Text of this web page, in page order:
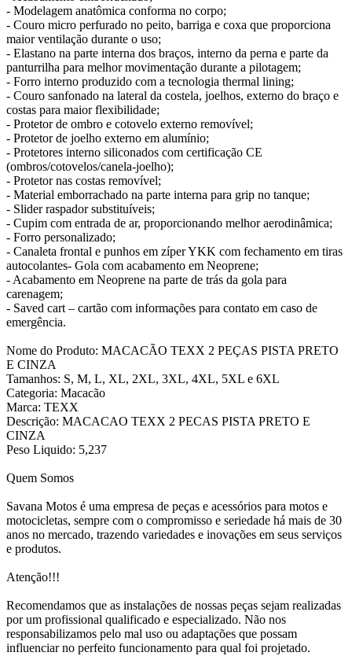
- Modelagem anatômica conforma no corpo;
- Couro micro perfurado no peito, barriga e coxa que proporciona
maior ventilação durante o uso;
- Elastano na parte interna dos braços, interno da perna e parte da
panturrilha para melhor movimentação durante a pilotagem;
- Forro interno produzido com a tecnologia thermal lining;
- Couro sanfonado na lateral da costela, joelhos, externo do braço e
costas para maior flexibilidade;
- Protetor de ombro e cotovelo externo removível;
- Protetor de joelho externo em alumínio;
- Protetores interno siliconados com certificação CE
(ombros/cotovelos/canela-joelho);
- Protetor nas costas removível;
- Material emborrachado na parte interna para grip no tanque;
- Slider raspador substituíveis;
- Cupim com entrada de ar, proporcionando melhor aerodinâmica;
- Forro personalizado;
- Canaleta frontal e punhos em zíper YKK com fechamento em tiras
autocolantes- Gola com acabamento em Neoprene;
- Acabamento em Neoprene na parte de trás da gola para
carenagem;
- Saved cart – cartão com informações para contato em caso de
emergência.
Nome do Produto: MACACÃO TEXX 2 PEÇAS PISTA PRETO
E CINZA
Tamanhos: S, M, L, XL, 2XL, 3XL, 4XL, 5XL e 6XL
Categoria: Macacão
Marca: TEXX
Descrição: MACACAO TEXX 2 PECAS PISTA PRETO E
CINZA
Peso Liquido: 5,237
Quem Somos
Savana Motos é uma empresa de peças e acessórios para motos e
motocicletas, sempre com o compromisso e seriedade há mais de 30
anos no mercado, trazendo variedades e inovações em seus serviços
e produtos.
Atenção!!!
Recomendamos que as instalações de nossas peças sejam realizadas
por um profissional qualificado e especializado. Não nos
responsabilizamos pelo mal uso ou adaptações que possam
influenciar no perfeito funcionamento para qual foi projetado.